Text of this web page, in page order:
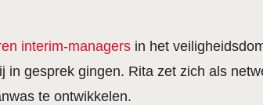
interim-managers in het
gesprek gingen. Rita zet zich als
te ontwikkelen.